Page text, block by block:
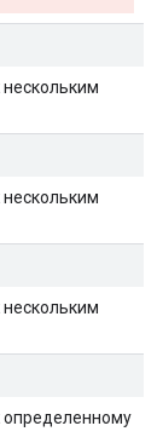
определенному